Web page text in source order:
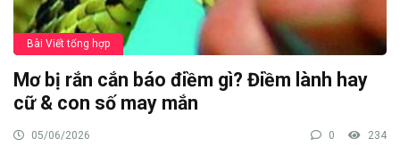
Bài Viết tổng hợp
Mơ bị rắn cắn báo điềm gì? Điềm lành hay
cữ & con số may mắn
05/06/2026 0 234